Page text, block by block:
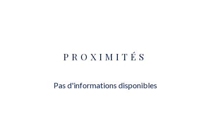
PROXIMITÉS
Pas d'informations disponibles